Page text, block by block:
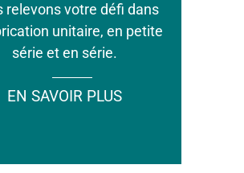
économique.
EN SAVOIR PLUS
relevons votre défi dans
unitaire, en petite
série et en série.
EN SAVOIR PLUS